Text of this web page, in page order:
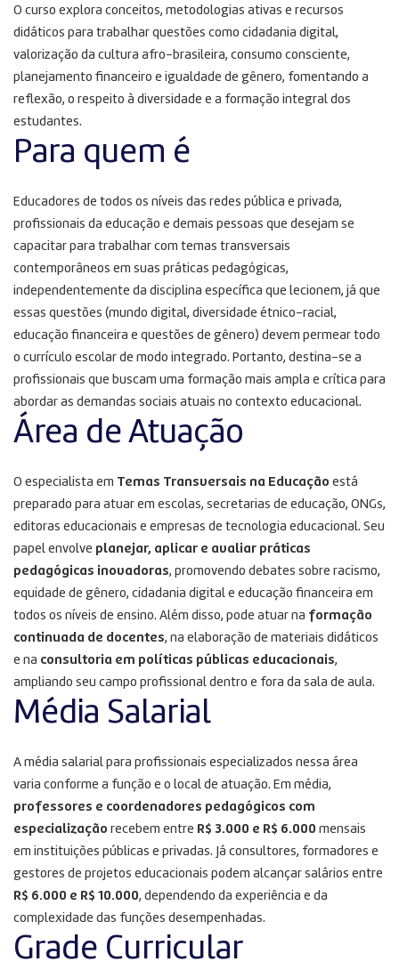
O curso explora conceitos, metodologias ativas e recursos
didáticos para trabalhar questões como cidadania digital,
valorização da cultura afro-brasileira, consumo consciente,
planejamento financeiro e igualdade de gênero, fomentando a
reflexão, o respeito à diversidade e a formação integral dos
estudantes.
Para quem é
Educadores de todos os níveis das redes pública e privada,
profissionais da educação e demais pessoas que desejam se
capacitar para trabalhar com temas transversais
contemporâneos em suas práticas pedagógicas,
independentemente da disciplina específica que lecionem, já que
essas questões (mundo digital, diversidade étnico-racial,
educação financeira e questões de gênero) devem permear todo
o currículo escolar de modo integrado. Portanto, destina-se a
profissionais que buscam uma formação mais ampla e crítica para
abordar as demandas sociais atuais no contexto educacional.
Área de Atuação
O especialista em Temas Transversais na Educação está
preparado para atuar em escolas, secretarias de educação, ONGs,
editoras educacionais e empresas de tecnologia educacional. Seu
papel envolve planejar, aplicar e avaliar práticas
pedagógicas inovadoras, promovendo debates sobre racismo,
equidade de gênero, cidadania digital e educação financeira em
todos os níveis de ensino. Além disso, pode atuar na formação
continuada de docentes, na elaboração de materiais didáticos
e na consultoria em políticas públicas educacionais,
ampliando seu campo profissional dentro e fora da sala de aula.
Média Salarial
A média salarial para profissionais especializados nessa área
varia conforme a função e o local de atuação. Em média,
professores e coordenadores pedagógicos com
especialização recebem entre R$ 3.000 e R$ 6.000 mensais
em instituições públicas e privadas. Já consultores, formadores e
gestores de projetos educacionais podem alcançar salários entre
R$ 6.000 e R$ 10.000, dependendo da experiência e da
complexidade das funções desempenhadas.
Grade Curricular